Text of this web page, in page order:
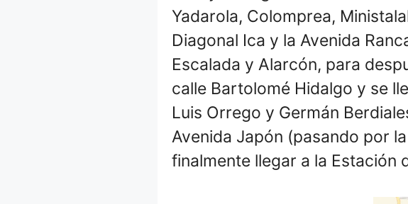
Yadarola, Colomprea,
Diagonal Ica y la Avenida
Escalada y Alarcón, para
calle Bartolomé Hidalgo y se
Luis Orrego y Germán
Avenida Japón (pasando por
finalmente llegar a la Estación